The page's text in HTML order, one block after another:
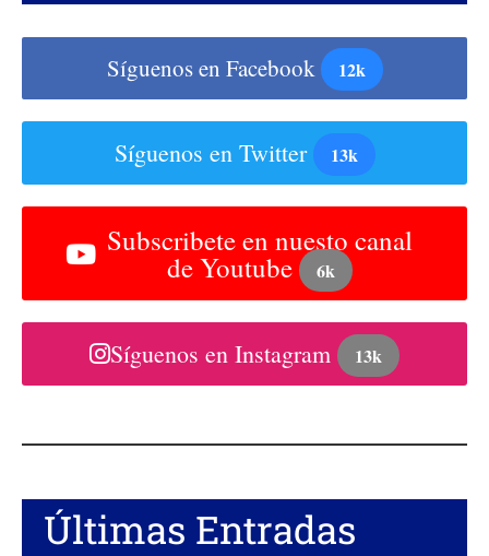
Síguenos en Facebook 12k
Síguenos en Twitter 13k
Subscribete en nuesto canal
de Youtube 6k
Síguenos en Instagram 13k
Últimas Entradas